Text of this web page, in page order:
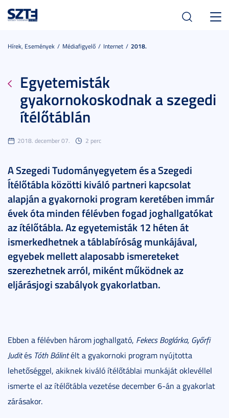
Hírek, Események Médiafigyelő Internet 2018.
Egyetemisták
gyakornokoskodnak a szegedi
ítélőtáblán
2018. december 07. 2 perc
A Szegedi Tudományegyetem és a Szegedi
Ítélőtábla közötti kiváló partneri kapcsolat
alapján a gyakornoki program keretében immár
évek óta minden félévben fogad joghallgatókat
az ítélőtábla. Az egyetemisták 12 héten át
ismerkedhetnek a táblabíróság munkájával,
egyebek mellett alaposabb ismereteket
szerezhetnek arról, miként működnek az
eljárásjogi szabályok gyakorlatban.
Ebben a félévben három joghallgató, Fekecs Boglárka, Győrfi
Judités Tóth Bálintélt a gyakornoki program nyújtotta
lehetőséggel, akiknek kiváló ítélőtáblai munkáját oklevéllel
ismerte el az ítélőtábla vezetése december 6-án a gyakorlat
zárásakor.